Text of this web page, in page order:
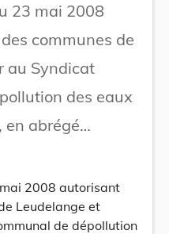
23 mai 2008
communes de
au Syndicat
des eaux
en abrégé
2008 autorisant
Leudelange et
de dépollution